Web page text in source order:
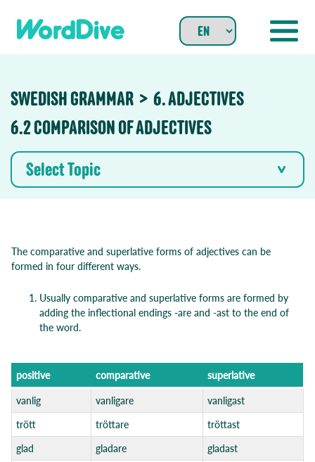
content
SWEDISH GRAMMAR
6. ADJECTIVES
6.2 COMPARISON OF ADJECTIVES
Select Topic
The comparative and superlative forms of adjectives can be
formed in four different ways.
Usually comparative and superlative forms are formed by
adding the inflectional endings -are and -ast to the end of
the word.
positive comparative superlative
vanlig
vanligare
vanligast
trött
tröttare
tröttast
glad
gladare
gladast